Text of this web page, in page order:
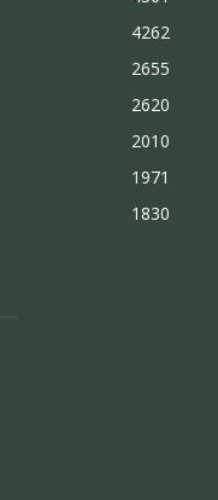
4262
2655
2620
2010
1971
1830